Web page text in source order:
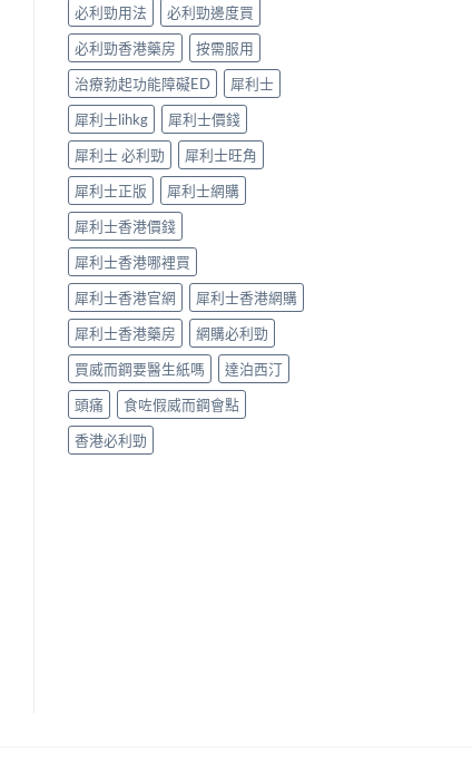
用
法
與
香
港
合
法
購
買〉
中
必利勁用法
必利勁邊度買
必利勁香港藥房
按需服用
治療勃起功能障礙ED
犀利士
犀利士lihkg
犀利士價錢
犀利士 必利勁
犀利士旺角
犀利士正版
犀利士網購
犀利士香港價錢
犀利士香港哪裡買
犀利士香港官網
犀利士香港網購
犀利士香港藥房
網購必利勁
買威而鋼要醫生紙嗎
達泊西汀
頭痛
食咗假威而鋼會點
香港必利勁